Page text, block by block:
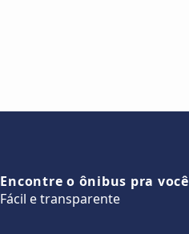
Encontre o ônibus pra você
Fácil e transparente